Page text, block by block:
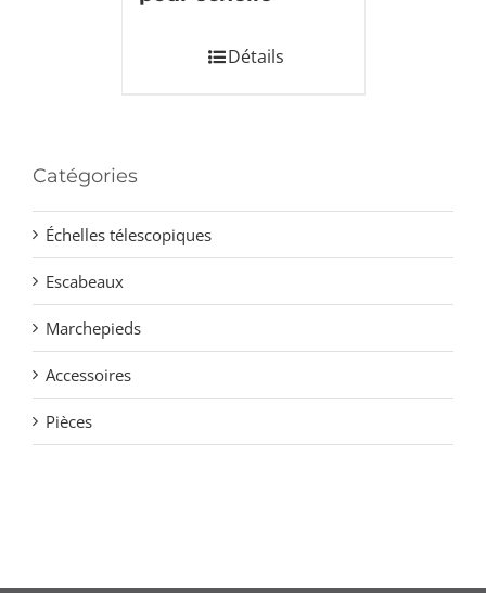
Détails
Catégories
Échelles télescopiques
Escabeaux
Marchepieds
Accessoires
Pièces